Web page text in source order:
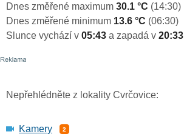
Dnes změřené maximum 30.1 °C (14:30)
Dnes změřené minimum 13.6 °C (06:30)
Slunce vychází v 05:43 a zapadá v 20:33
Nepřehlédněte z lokality Cvrčovice:
Kamery 2